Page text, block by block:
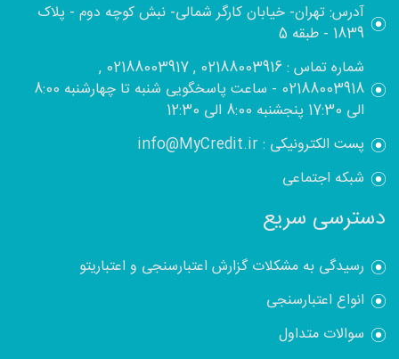
آدرس: تهران- خیابان کارگر شمالی- نبش کوچه دوم - پلاک
1839 - طبقه 5
شماره تماس : 02188003916 , 02188003917 ,
02188003918 - ساعت پاسخگویی شنبه تا چهارشنبه 8:00
الی 17:30 پنجشنبه 8:00 الی 12:30
پست الکترونیکی : info@MyCredit.ir
شبکه اجتماعی
دسترسی سریع
رسیدگی به مشکلات گزارش اعتبارسنجی و اعتباریتو
انواع اعتبارسنجی
سوالات متداول